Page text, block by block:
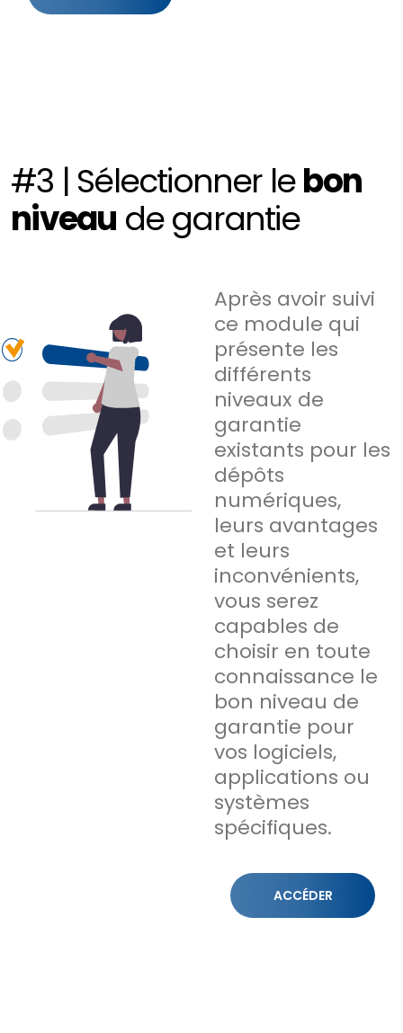
#3 | Sélectionner lebon
niveau de garantie
Après avoir suivi
ce module qui
présente les
différents
niveaux de
garantie
existants pour les
dépôts
numériques,
leurs avantages
et leurs
inconvénients,
vous serez
capables de
choisir en toute
connaissance le
bon niveau de
garantie pour
vos logiciels,
applications ou
systèmes
spécifiques.
ACCÉDER